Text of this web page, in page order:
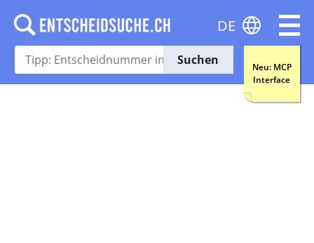
Suchen
Neu: MCP
Interface
DE